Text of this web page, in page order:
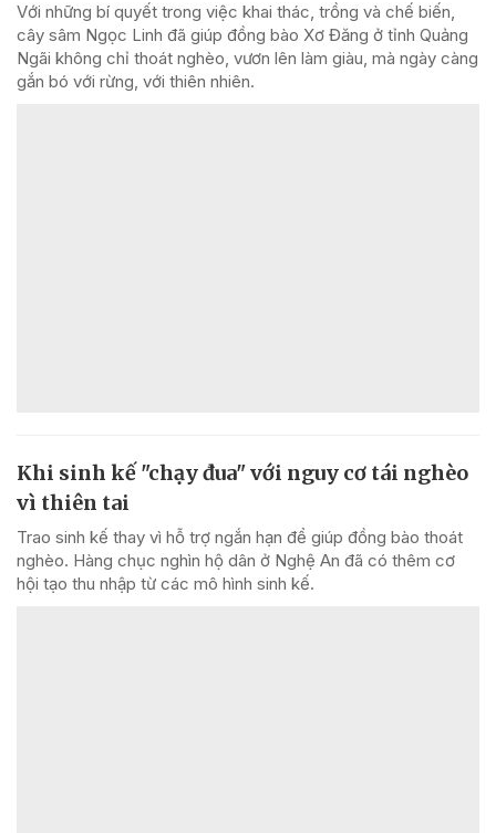
Với những bí quyết trong việc khai thác, trồng và chế biến,
cây sâm Ngọc Linh đã giúp đồng bào Xơ Đăng ở tỉnh Quảng
Ngãi không chỉ thoát nghèo, vươn lên làm giàu, mà ngày càng
gắn bó với rừng, với thiên nhiên.
Khi sinh kế "chạy đua" với nguy cơ tái nghèo
vì thiên tai
Trao sinh kế thay vì hỗ trợ ngắn hạn để giúp đồng bào thoát
nghèo. Hàng chục nghìn hộ dân ở Nghệ An đã có thêm cơ
hội tạo thu nhập từ các mô hình sinh kế.